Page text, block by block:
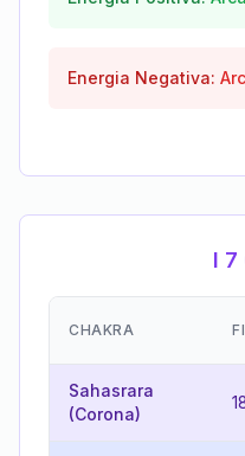
Energia Negativa:
I 7
CHAKRA
Sahasrara
(Corona)